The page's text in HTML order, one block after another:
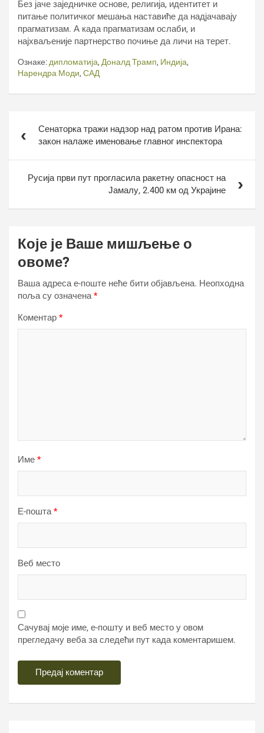
Без јаче заједничке основе, религија, идентитет и
питање политичког мешања наставиће да надјачавају
прагматизам. А када прагматизам ослаби, и
најхваљеније партнерство почиње да личи на терет.
Ознаке: дипломатија, Доналд Трамп, Индија,
Нарендра Моди, САД
чланкаСенаторка тражи надзор над ратом против Ирана:
закон налаже именовање главног инспектора
Русија први пут прогласила ракетну опасност на
Јамалу, 2.400 км од Украјине
Које је Ваше мишљење о
овоме?
Ваша адреса е-поште неће бити објављена. Неопходна
поља су означена*
Коментар *
Име *
Е-пошта*
Веб место
Сачувај моје име, е-пошту и веб место у овом
прегледачу веба за следећи пут када коментаришем.